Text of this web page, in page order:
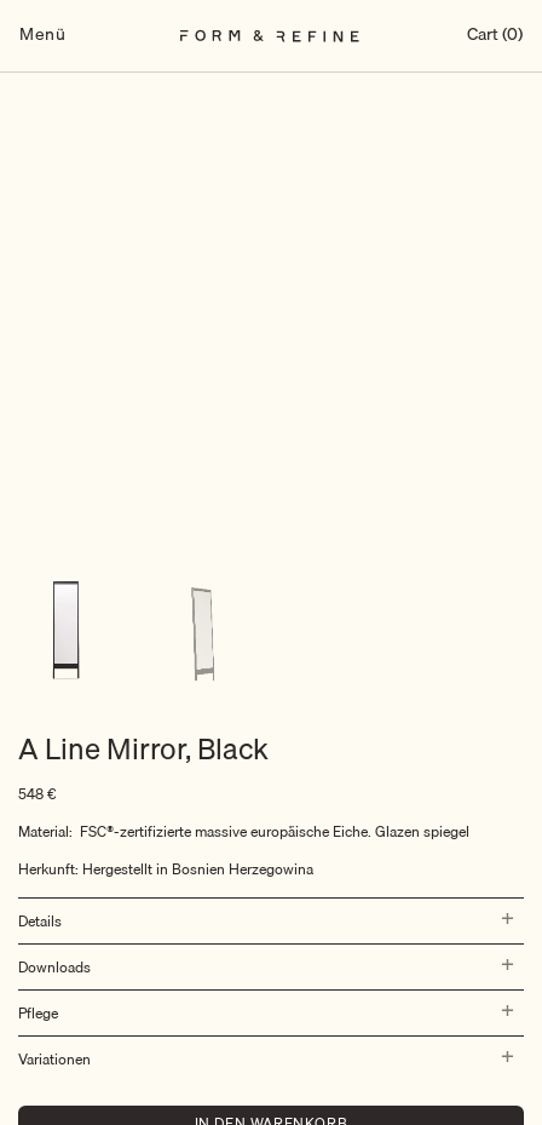
InhaltMenü Cart (0)
A Line Mirror, Black
548€
Material: FSC®-zertifizierte massive europäische Eiche. Glazen spiegel
Herkunft: Hergestellt in Bosnien Herzegowina
Details
Downloads
Pflege
Variationen